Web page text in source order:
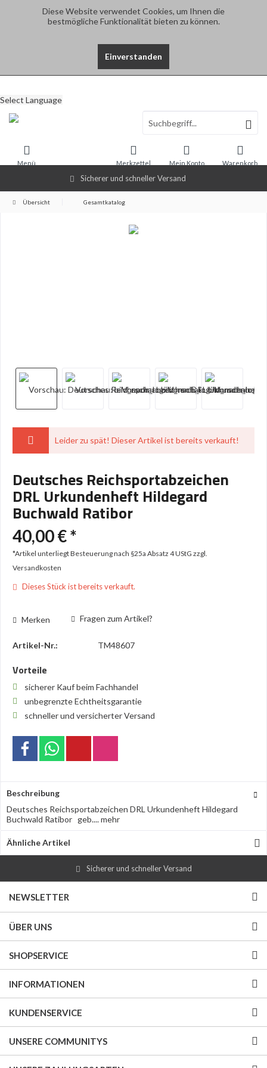
Diese Website verwendet Cookies, um Ihnen die
bestmögliche Funktionalität bieten zu können.
Einverstanden
Sicherer und schneller Versand
Select Language
Warenkorb
Merkzettel Mein Konto
Menü
Übersicht Gesamtkatalog
Leider zu spät! Dieser Artikel ist bereits verkauft!
Deutsches Reichsportabzeichen
DRL Urkundenheft Hildegard
Buchwald Ratibor
40,00 € *
*Artikel unterliegt Besteuerung nach §25a Absatz 4 UStG zzgl.
Versandkosten
Dieses Stück ist bereits verkauft.
Merken Fragen zum Artikel?
Artikel-Nr.: TM48607
Vorteile
sicherer Kauf beim Fachhandel
unbegrenzte Echtheitsgarantie
schneller und versicherter Versand
Beschreibung
Deutsches Reichsportabzeichen DRL Urkundenheft Hildegard
Buchwald Ratibor geb....mehr
Ähnliche Artikel
Sicherer und schneller Versand
NEWSLETTER
ÜBER UNS
SHOPSERVICE
INFORMATIONEN
KUNDENSERVICE
UNSERE COMMUNITYS